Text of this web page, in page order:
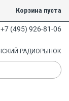
Корзина пуста
+7 (495) 926-81-06
РАДИОРЫНОК